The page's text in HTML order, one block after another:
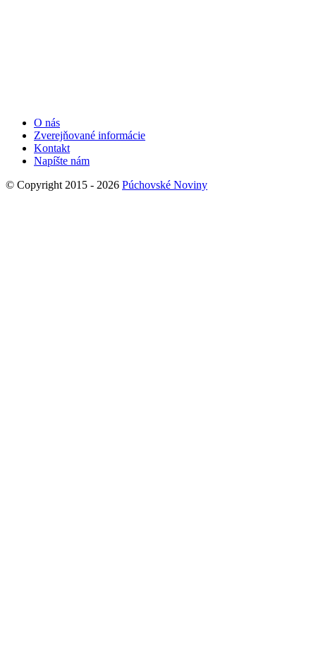
O nás
Zverejňované informácie
Kontakt
Napíšte nám
© Copyright 2015 - 2026 Púchovské Noviny